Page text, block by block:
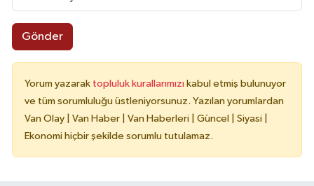
Gönder
Yorum yazarak topluluk kurallarımızı kabul etmiş bulunuyor
ve tüm sorumluluğu üstleniyorsunuz. Yazılan yorumlardan
Van Olay | Van Haber | Van Haberleri | Güncel | Siyasi |
Ekonomi hiçbir şekilde sorumlu tutulamaz.